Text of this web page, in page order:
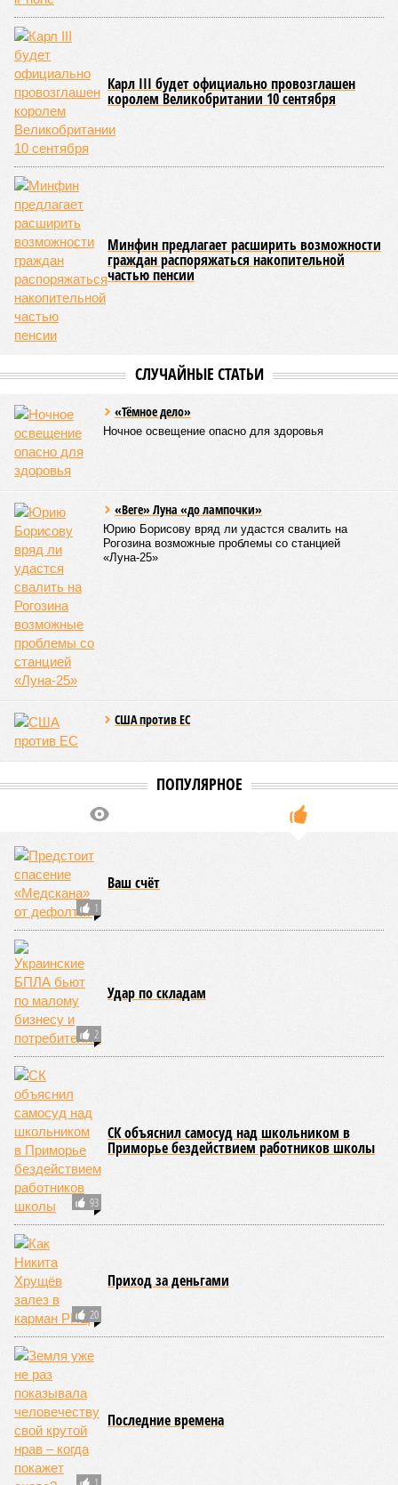
бетононасосов, ни работающих кранов, ни признаков
мобилизации подрядчиков. При том, что до «декабря 2026»
осталось менее полугода.
Если в «Сказочном лесу» техзаказчик публично
отчитывался о поэтапной готовности – 90%, затем 97%, с
конкретными инженерными работами (усиление
монолитных конструкций, устранение проектных ошибок) –
то по «Станции Л» подобной публичной отчётности
дольщики не видят. Ни Capital Group, ни кураторы
строительства не подтверждают ни соблюдения графика
строительства, ни объёма фактически выполненных работ.
Напрашивается закономерный вопрос: если
декларируемая «Capital Group модель (достраивать
проблемные объекты SSD») сработала на
Лосиноостровской, почему она не масштабируется на
Люблино? И означает ли отсутствие техники на площадке,
определён?Митингии палаточные лагеря у объекта в
последние месяцы в личном общении нам перестали
называть даже ориентировочные сроки» , – рассказывают
расстроенные дольщики.
Казалось бы, формально ответственность по
достраиванию объекта распределена. Seven Suns
Development – банкрот, часть его структур признана
несостоятельной ещё в 2024 году, бенефициар компании
находится под следствием по ст. 200.3 УК РФ. Достройку
проблемных объектов группы – «Станции Л», «Сказочного
леса» и «В стремлении к свету», согласно информации на
сайтах Capital Group, осенью 2024 г. взяла на себя. Два из
трёх объектов уже сданы или близки к сдаче. Третий –
«Станция Л», крупнейший по числу пострадавших
дольщиков (3908 квартир в пяти корпусах) – по факту
остаётся стройплощадкой без стройки. Возникает вопрос:
«Станцию Л» в полном объёме или приоритет отдан
объектам мешей сложности и меньшего масштаба?
Источник: https://avaho.ru/novostroyka/moskva/uvao/lyublino/svetlyy-mir-
Если да, то на каком основании декларируются конкретные
даты сдачи жилого комплекса (декабрь 2026 – март 2028),
если фаза активных строительных работ, если судить по
отсутствию техники на площадке, ещё не началась? При
этом на бумаге даты ввода ЖК в строй продолжают
фигурироватьв объявлениях о продаже квартир на
профильных порталах.
Для почти четырёх тысяч будущих собственников квартир
время давно измеряется не календарём, а очередными
переносами ожиданий. И пока на профильных порталах
продолжают указывать даты сдачи, главным индикатором
остается сама стройка. Если на ней по-прежнему не видно
признаков масштабных работ, то неизбежно возникает
вопрос: не превращаются ли сроки ввода в декларацию,
которая все больше расходится с реальным положением
дел? Именно на этот вопрос сегодня больше всего ждут
ответа дольщики ЖК «Станция Л».
кандидату в
конгресс США
запретили
приходить на пляж
после драки
Новости smi2.ru
Версия //Общество //Земля уже не раз показывала человечеству свой
крутой нрав – когда покажет снова?
Последние времена